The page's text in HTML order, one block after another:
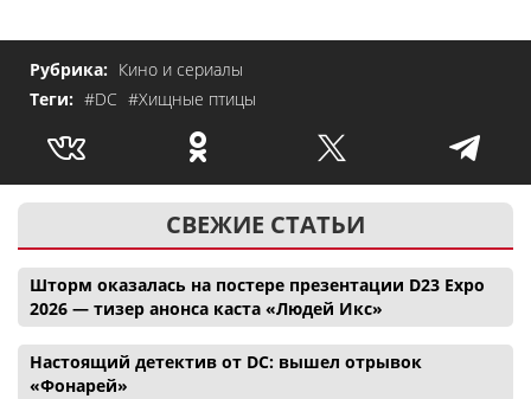
Рубрика: Кино и сериалы
Теги: #DC #Хищные птицы
СВЕЖИЕ СТАТЬИ
Шторм оказалась на постере презентации D23 Expo
2026 — тизер анонса каста «Людей Икс»
Настоящий детектив от DC: вышел отрывок
«Фонарей»